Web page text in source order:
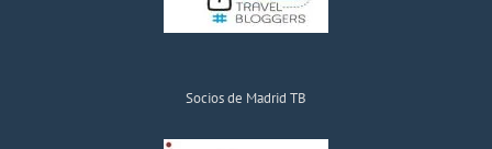
Socios de Madrid TB